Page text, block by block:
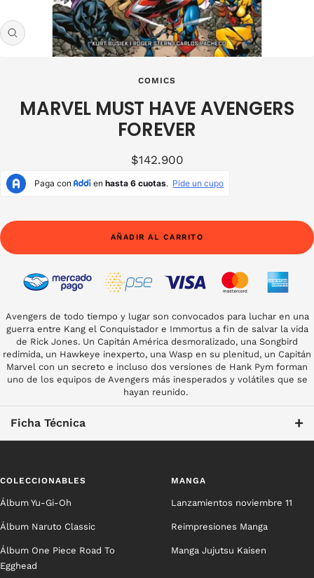
Zoom
COMICS
MARVEL MUST HAVE AVENGERS
FOREVER
Precio
de
$142.900
AÑADIR AL CARRITO
Avengers de todo tiempo y lugar son convocados para luchar en una
guerra entre Kang el Conquistador e Immortus a fin de salvar la vida
de Rick Jones. Un Capitán América desmoralizado, una Songbird
redimida, un Hawkeye inexperto, una Wasp en su plenitud, un Capitán
Marvel con un secreto e incluso dos versiones de Hank Pym forman
uno de los equipos de Avengers más inesperados y volátiles que se
hayan reunido.
Ficha Técnica +
COLECCIONABLES
Álbum Yu-Gi-Oh
Álbum Naruto Classic
Álbum One Piece Road To
Egghead
MANGA
Lanzamientos noviembre 11
Reimpresiones Manga
Manga Jujutsu Kaisen